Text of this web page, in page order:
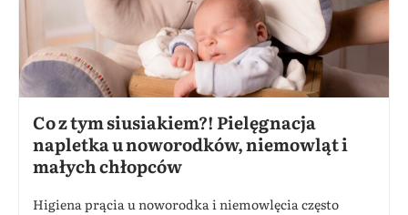
Co z tym siusiakiem?! Pielęgnacja
napletka u noworodków, niemowląt i
małych chłopców
Higiena prącia u noworodka i niemowlęcia często